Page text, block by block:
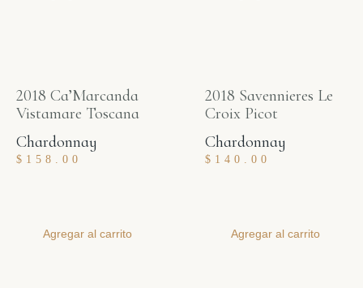
2018 Ca’Marcanda
Vistamare Toscana
Chardonnay
$ 158.00
Agregar al carrito
2018 Savennieres Le
Croix Picot
Chardonnay
$ 140.00
Agregar al carrito